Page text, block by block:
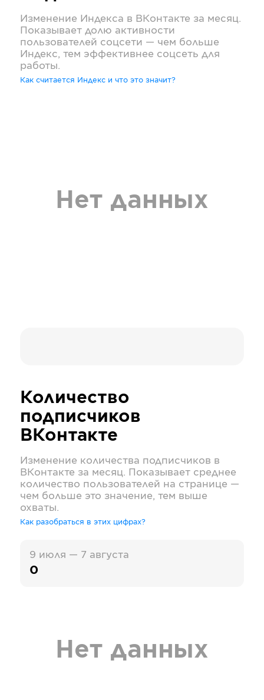
Изменение Индекса в ВКонтакте за месяц.
Показывает долю активности
пользователей соцсети — чем больше
Индекс, тем эффективнее соцсеть для
работы.
Как считается Индекс и что это значит?
Нет данных
Количество
подписчиков
ВКонтакте
Изменение количества подписчиков в
ВКонтакте за месяц. Показывает среднее
количество пользователей на странице —
чем больше это значение, тем выше
охваты.
Как разобраться в этих цифрах?
9 июля — 7 августа
0
Нет данных